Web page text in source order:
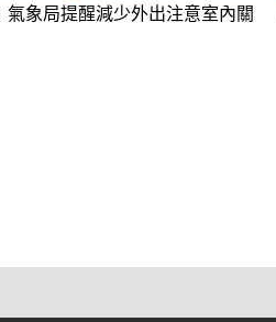
氣象局提醒減少外出注意室內關